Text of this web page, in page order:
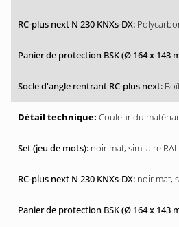
Couleur du
noir mat, similaire
noir mat,